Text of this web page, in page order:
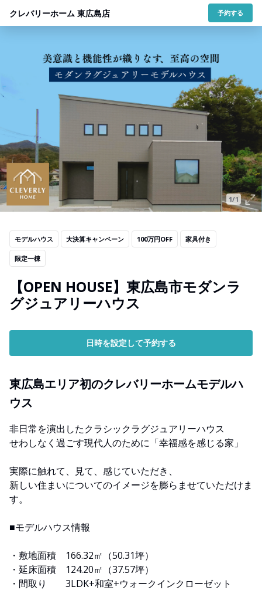
クレバリーホーム 東広島店 予約する
1/1
モデルハウス 大決算キャンペーン 100万円OFF 家具付き
限定一棟
【OPEN HOUSE】東広島市モダンラ
グジュアリーハウス
日時を設定して予約する
東広島エリア初のクレバリーホームモデルハ
ウス
非日常を演出したクラシックラグジュアリーハウス
せわしなく過ごす現代人のために「幸福感を感じる家」
実際に触れて、見て、感じていただき、
新しい住まいについてのイメージを膨らませていただけま
す。
■モデルハウス情報
・敷地面積 166.32㎡（50.31坪）
・延床面積 124.20㎡（37.57坪）
・間取り 3LDK+和室+ウォークインクローゼット